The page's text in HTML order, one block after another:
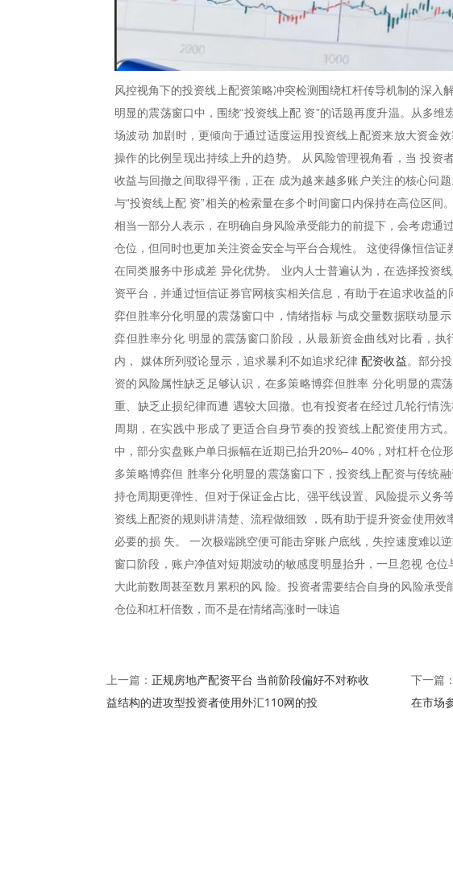
风控视角下的投资线上配资策略冲突检测围绕杠杆传导机制的深入
明显的震荡窗口中，围绕“投资线上配 资”的话题再度升温。从多
场波动 加剧时，更倾向于通过适度运用投资线上配资来放大资金
操作的比例呈现出持续上升的趋势。 从风险管理视角看，当 投资
收益与回撤之间取得平衡，正在 成为越来越多账户关注的核心问
与“投资线上配 资”相关的检索量在多个时间窗口内保持在高位区间
相当一部分人表示，在明确自身风险承受能力的前提下，会考虑通
仓位，但同时也更加关注资金安全与平台合规性。 这使得像恒信
在同类服务中形成差 异化优势。 业内人士普遍认为，在选择投资
资平台，并通过恒信证券官网核实相关信息，有助于在追求收益
弈但胜率分化明显的震荡窗口中，情绪指标 与成交量数据联动显
弈但胜率分化 明显的震荡窗口阶段，从最新资金曲线对比看，
内， 媒体所列驳论显示，追求暴利不如追求纪律配资收益。部分
资的风险属性缺乏足够认识，在多策略博弈但胜率 分化明显的震
重、缺乏止损纪律而遭 遇较大回撤。也有投资者在经过几轮行情
周期，在实践中形成了更适合自身节奏的投资线上配资使用方式
中，部分实盘账户单日振幅在近期已抬升20%– 40%，对杠杆仓位
多策略博弈但 胜率分化明显的震荡窗口下，投资线上配资与传统
持仓周期更弹性、但对于保证金占比、强平线设置、风险提示义务
资线上配资的规则讲清楚、流程做细致 ，既有助于提升资金使用
必要的损 失。 一次极端跳空便可能击穿账户底线，失控速度难以
窗口阶段，账户净值对短期波动的敏感度明显抬升，一旦忽视 仓
大此前数周甚至数月累积的风 险。投资者需要结合自身的风险承
仓位和杠杆倍数，而不是在情绪高涨时一味追
上一篇： 正规房地产配资平台 当前阶段偏好不对称收
益结构的进攻型投资者使用外汇110网的投
下一篇：
在市场